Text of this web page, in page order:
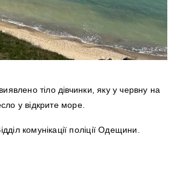
тіло дівчинки, яку у червну на
у відкрите море.
комунікації поліції Одещини.